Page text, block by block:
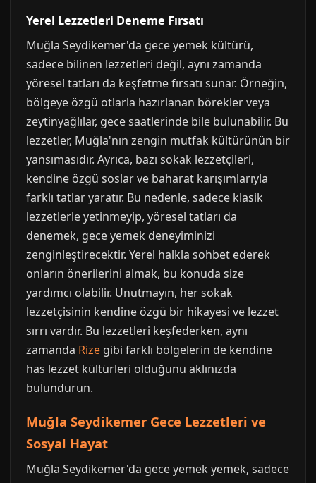
Yerel Lezzetleri Deneme Fırsatı
Muğla Seydikemer'da gece yemek kültürü,
sadece bilinen lezzetleri değil, aynı zamanda
yöresel tatları da keşfetme fırsatı sunar. Örneğin,
bölgeye özgü otlarla hazırlanan börekler veya
zeytinyağlılar, gece saatlerinde bile bulunabilir. Bu
lezzetler, Muğla'nın zengin mutfak kültürünün bir
yansımasıdır. Ayrıca, bazı sokak lezzetçileri,
kendine özgü soslar ve baharat karışımlarıyla
farklı tatlar yaratır. Bu nedenle, sadece klasik
lezzetlerle yetinmeyip, yöresel tatları da
denemek, gece yemek deneyiminizi
zenginleştirecektir. Yerel halkla sohbet ederek
onların önerilerini almak, bu konuda size
yardımcı olabilir. Unutmayın, her sokak
lezzetçisinin kendine özgü bir hikayesi ve lezzet
sırrı vardır. Bu lezzetleri keşfederken, aynı
zamanda Rize gibi farklı bölgelerin de kendine
has lezzet kültürleri olduğunu aklınızda
bulundurun.
Muğla Seydikemer Gece Lezzetleri ve
Sosyal Hayat
Muğla Seydikemer'da gece yemek yemek, sadece